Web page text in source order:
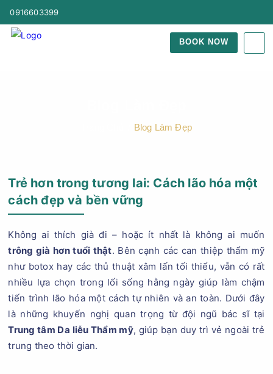
0916603399
BOOK NOW
Blog Làm Đẹp
Trẻ hơn trong tương lai: Cách lão hóa một
cách đẹp và bền vững
Không ai thích già đi – hoặc ít nhất là không ai muốn
trông già hơn tuổi thật. Bên cạnh các can thiệp thẩm mỹ
như botox hay các thủ thuật xâm lấn tối thiểu, vẫn có rất
nhiều lựa chọn trong lối sống hằng ngày giúp làm chậm
tiến trình lão hóa một cách tự nhiên và an toàn. Dưới đây
là những khuyến nghị quan trọng từ đội ngũ bác sĩ tại
Trung tâm Da liễu Thẩm mỹ, giúp bạn duy trì vẻ ngoài trẻ
trung theo thời gian.